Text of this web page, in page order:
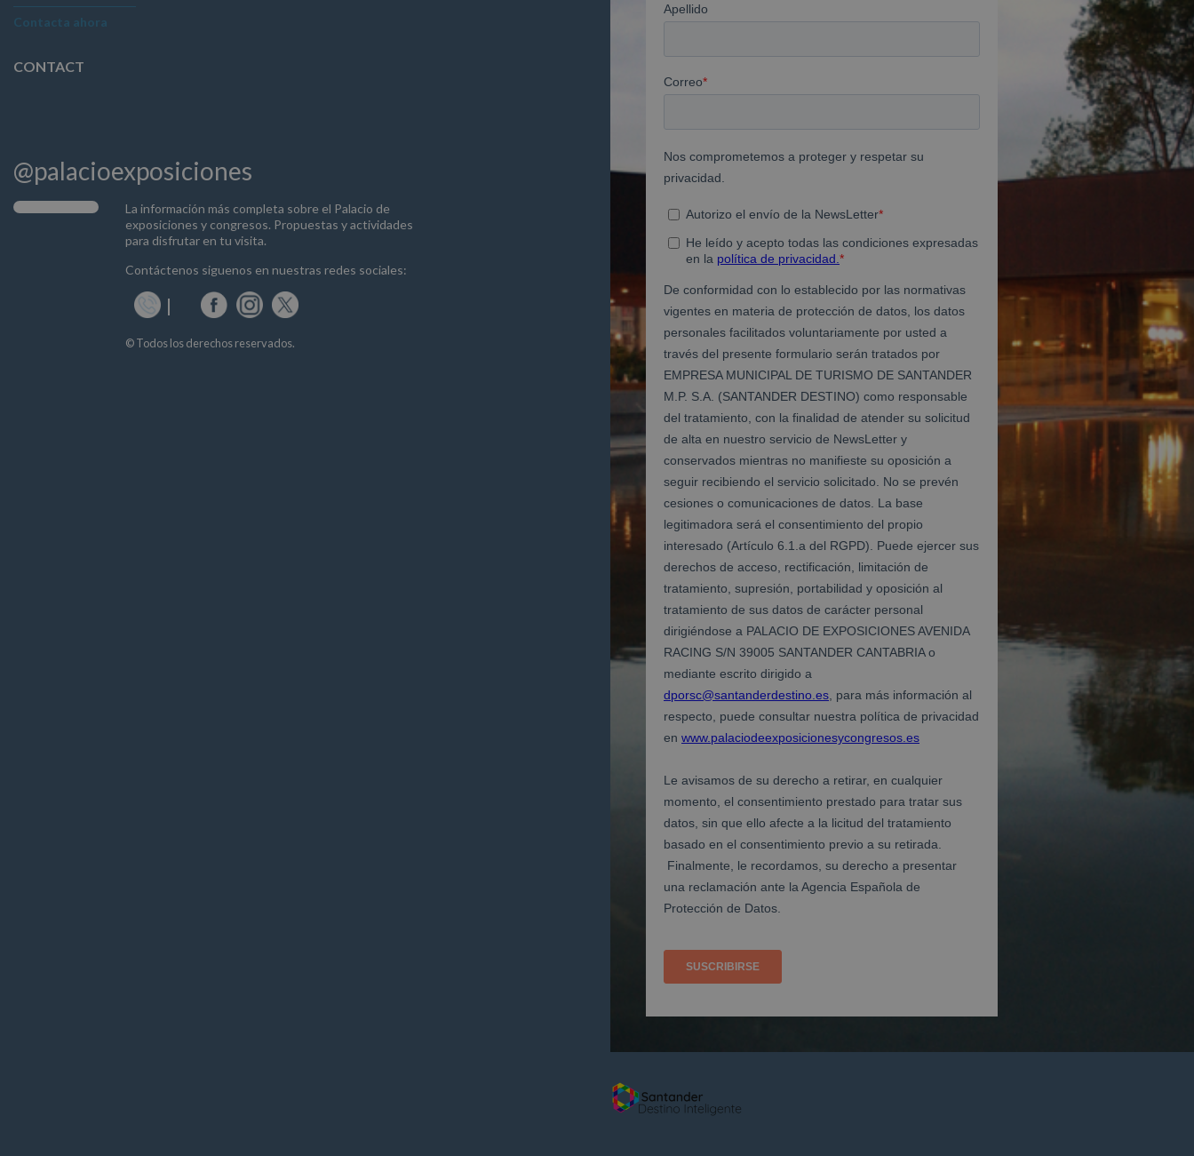
Contacta ahora
CONTACT
@palacioexposiciones
La información más completa sobre el Palacio de
exposiciones y congresos. Propuestas y actividades
para disfrutar en tu visita.
Contáctenos siguenos en nuestras redes sociales:
© Todos los derechos reservados.